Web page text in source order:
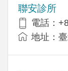
聯安診所
電話：
地址：